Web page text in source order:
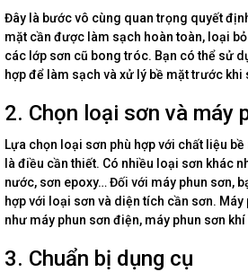
Đây là bước vô cùng quan trọng quyết
mặt cần được làm sạch hoàn toàn, loại
các lớp sơn cũ bong tróc. Bạn có thể sử
hợp để làm sạch và xử lý bề mặt trước khi
2. Chọn loại sơn và máy
Lựa chọn loại sơn phù hợp với chất liệu
là điều cần thiết. Có nhiều loại sơn khác
nước, sơn epoxy… Đối với máy phun sơn,
hợp với loại sơn và diện tích cần sơn.
như máy phun sơn điện, máy phun sơn
3. Chuẩn bị dụng cụ